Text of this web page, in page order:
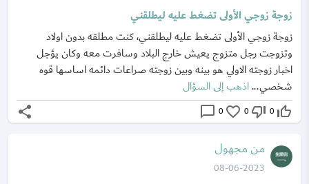
زوجة زوجي الأولى تضغط عليه ليطلقني
زوجة زوجي الأولى تضغط عليه ليطلقني، كنت مطلقه بدون اولاد
وتزوجت رجل متزوج يعيش خارج البلاد وسافرت معه وكان يؤجل
اخبار زوجته الاولي هو بينه وبين زوجته صراعات دائمه اساسها قوه
شخصي...اذهب إلى السؤال
thumb_up_off_alt
0
thumb_down_off_alt
0
favorite_border
0
chat_bubble_outline
share
من مجهول
08-06-2023